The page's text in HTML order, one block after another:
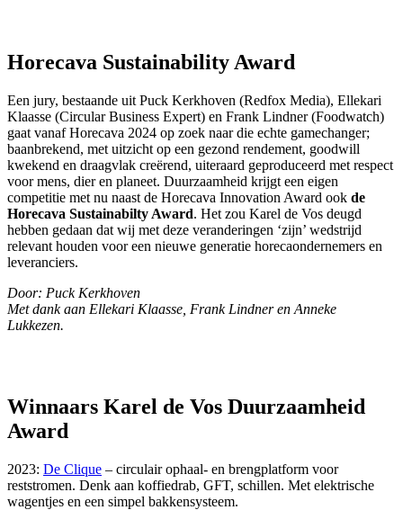
Horecava Sustainability Award
Een jury, bestaande uit Puck Kerkhoven (Redfox Media), Ellekari
Klaasse (Circular Business Expert) en Frank Lindner (Foodwatch)
gaat vanaf Horecava 2024 op zoek naar die echte gamechanger;
baanbrekend, met uitzicht op een gezond rendement, goodwill
kwekend en draagvlak creërend, uiteraard geproduceerd met respect
voor mens, dier en planeet. Duurzaamheid krijgt een eigen
competitie met nu naast de Horecava Innovation Award ook de
Horecava Sustainabilty Award. Het zou Karel de Vos deugd
hebben gedaan dat wij met deze veranderingen ‘zijn’ wedstrijd
relevant houden voor een nieuwe generatie horecaondernemers en
leveranciers.
Door: Puck Kerkhoven
Met dank aan Ellekari Klaasse, Frank Lindner en Anneke
Lukkezen.
Winnaars Karel de Vos Duurzaamheid
Award
2023: De Clique – circulair ophaal- en brengplatform voor
reststromen. Denk aan koffiedrab, GFT, schillen. Met elektrische
wagentjes en een simpel bakkensysteem.